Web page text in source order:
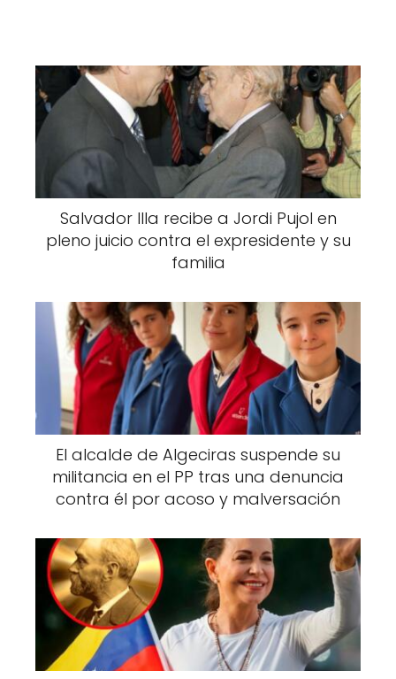
Salvador Illa recibe a Jordi Pujol en
pleno juicio contra el expresidente y su
familia
El alcalde de Algeciras suspende su
militancia en el PP tras una denuncia
contra él por acoso y malversación